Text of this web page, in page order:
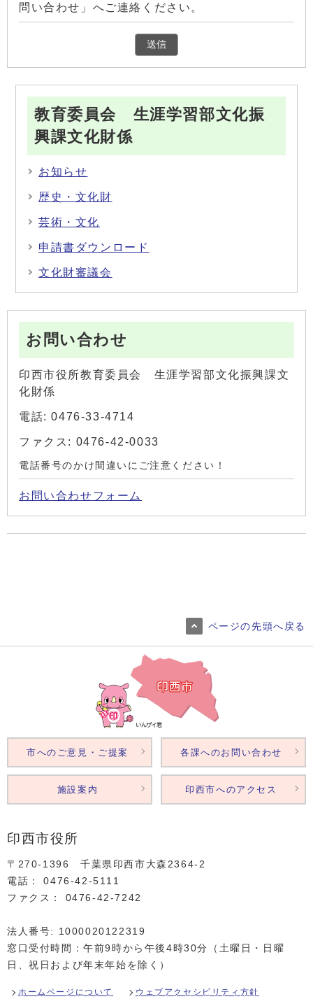
問い合わせ」へご連絡ください。
教育委員会 生涯学習部文化振
興課文化財係
お知らせ
歴史・文化財
芸術・文化
申請書ダウンロード
文化財審議会
お問い合わせ
印西市役所教育委員会 生涯学習部文化振興課文
化財係
電話: 0476-33-4714
ファクス: 0476-42-0033
電話番号のかけ間違いにご注意ください！
お問い合わせフォーム
ページの先頭へ戻る
印西市役所
〒270-1396 千葉県印西市大森2364‐2
電話： 0476‐42‐5111
ファクス： 0476‐42‐7242
法人番号: 1000020122319
窓口受付時間：午前9時から午後4時30分（土曜日・日曜
日、祝日および年末年始を除く）
ホームページについて ウェブアクセシビリティ方針
市へのご意見・ご提案 各課へのお問い合わせ
施設案内 印西市へのアクセス